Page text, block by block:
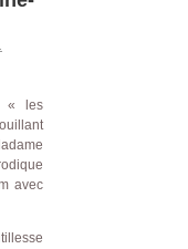
« les
avec